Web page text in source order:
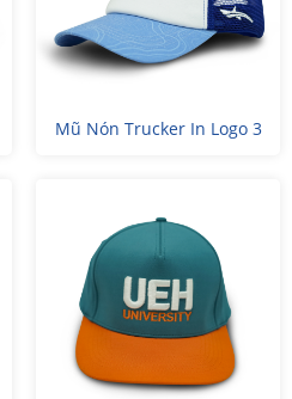
Mũ Nón Trucker In Logo 3